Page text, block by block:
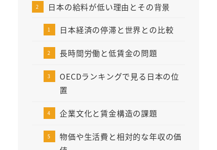
日本の給料が低い理由とその背景
日本経済の停滞と世界との比較
長時間労働と低賃金の問題
OECDランキングで見る日本の位
置
企業文化と賃金構造の課題
物価や生活費と相対的な年収の価